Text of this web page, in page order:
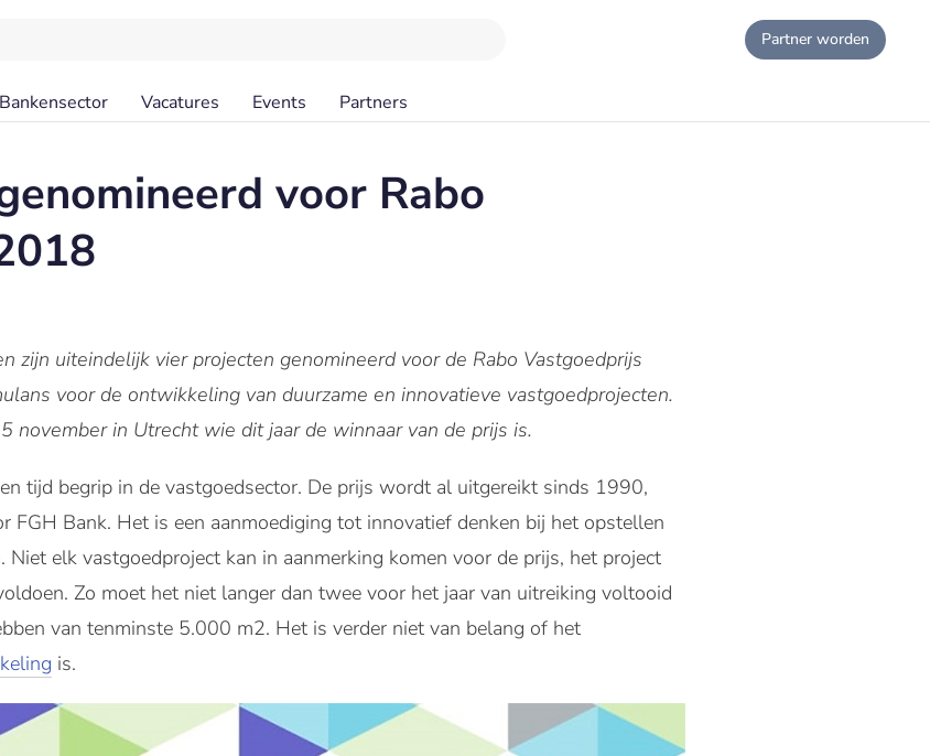
Partner worden
Bankensector Vacatures Events Partners
voor Rabo
zijn uiteindelijk vier projecten genomineerd voor de Rabo Vastgoedprijs
voor de ontwikkeling van duurzame en innovatieve vastgoedprojecten.
november in Utrecht wie dit jaar de winnaar van de prijs is.
tijd begrip in de vastgoedsector. De prijs wordt al uitgereikt sinds 1990,
FGH Bank. Het is een aanmoediging tot innovatief denken bij het opstellen
Niet elk vastgoedproject kan in aanmerking komen voor de prijs, het project
Zo moet het niet langer dan twee voor het jaar van uitreiking voltooid
van tenminste 5.000 m2. Het is verder niet van belang of het
is.